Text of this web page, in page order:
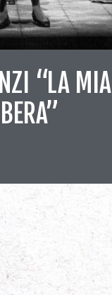
“LA MIA